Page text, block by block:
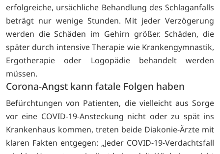
erfolgreiche, ursächliche Behandlung des Schlaganfalls
beträgt nur wenige Stunden. Mit jeder Verzögerung
werden die Schäden im Gehirn größer. Schäden, die
später durch intensive Therapie wie Krankengymnastik,
Ergotherapie oder Logopädie behandelt werden
müssen.
Corona-Angst kann fatale Folgen haben
Befürchtungen von Patienten, die vielleicht aus Sorge
vor eine COVID-19-Ansteckung nicht oder zu spät ins
Krankenhaus kommen, treten beide Diakonie-Ärzte mit
klaren Fakten entgegen: „Jeder COVID-19-Verdachtsfall